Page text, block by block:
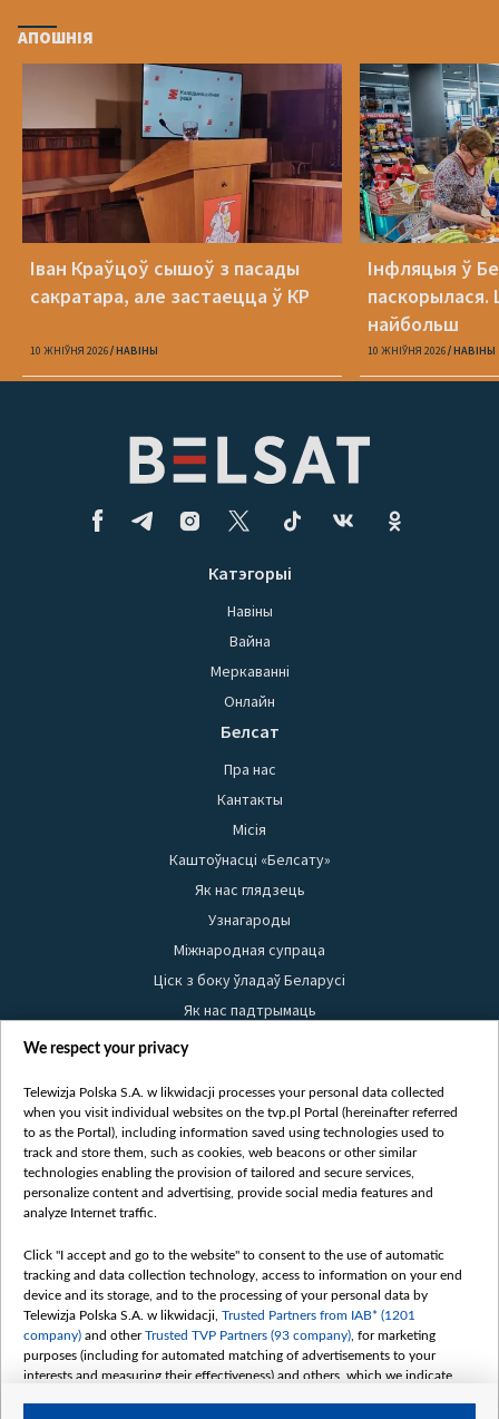
АПОШНІЯ
Іван Краўцоў сышоў з пасады
сакратара, але застаецца ў КР
10 ЖНІЎНЯ 2026 НАВІНЫ
Інфляцыя ў
найбольш
10 ЖНІЎНЯ 2026 НАВІНЫ
Катэгорыі
Навіны
Вайна
Меркаванні
Онлайн
Белсат
Пра нас
Кантакты
Місія
Каштоўнасці «Белсату»
Як нас глядзець
Узнагароды
Міжнародная супраца
Ціск з боку ўладаў Беларусі
Як нас падтрымаць
Правілы выкарыстання матэрыялаў
Бяспека
Youtube
Белсат news
Белсат Shorts
Жэстачайшы мульт
Belsat English
Biełsat PL
Белсат Now
Белсат History
Белсат Music
We respect your privacy
Telewizja Polska S.A. w likwidacji processes your personal data collected
when you visit individual websites on the tvp.pl Portal (hereinafter referred
to as the Portal), including information saved using technologies used to
track and store them, such as cookies, web beacons or other similar
technologies enabling the provision of tailored and secure services,
personalize content and advertising, provide social media features and
analyze Internet traffic.
Click "I accept and go to the website" to consent to the use of automatic
tracking and data collection technology, access to information on your end
device and its storage, and to the processing of your personal data by
Telewizja Polska S.A. w likwidacji, Trusted Partners from IAB* (1201
company) and otherTrusted TVP Partners (93 company) , for marketing
purposes (including for automated matching of advertisements to your
interests and measuring their effectiveness) and others, which we indicate